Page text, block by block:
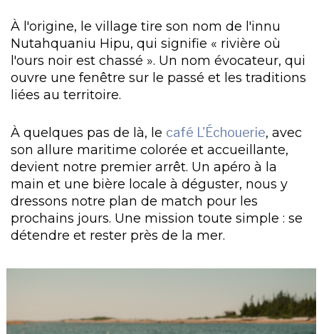
À l'origine, le village tire son nom de l'innu
Nutahquaniu Hipu, qui signifie « rivière où
l'ours noir est chassé ». Un nom évocateur, qui
ouvre une fenêtre sur le passé et les traditions
liées au territoire.
À quelques pas de là, le café L'Échouerie, avec
son allure maritime colorée et accueillante,
devient notre premier arrêt. Un apéro à la
main et une bière locale à déguster, nous y
dressons notre plan de match pour les
prochains jours. Une mission toute simple : se
détendre et rester près de la mer.